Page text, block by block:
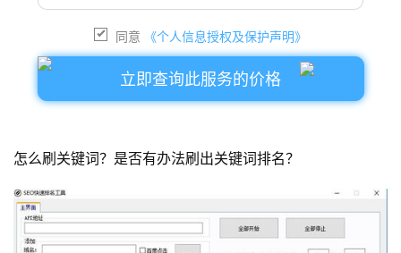
同意 《个人信息授权及保护声明》
立即查询此服务的价格
怎么刷关键词？ 是否有办法刷出关键词排名？